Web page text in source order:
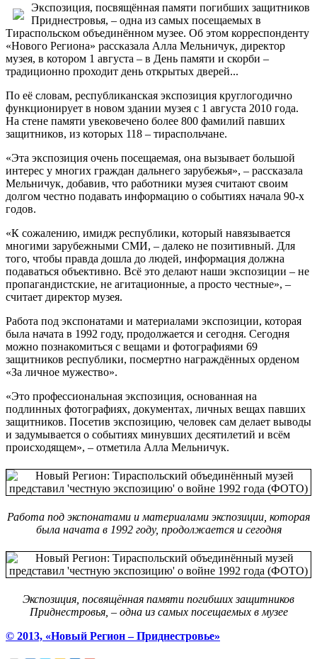
Экспозиция, посвящённая памяти погибших защитников
Приднестровья, – одна из самых посещаемых в
Тираспольском объединённом музее. Об этом корреспонденту
«Нового Региона» рассказала Алла Мельничук, директор
музея, в котором 1 августа – в День памяти и скорби –
традиционно проходит день открытых дверей...
По её словам, республиканская экспозиция круглогодично
функционирует в новом здании музея с 1 августа 2010 года.
На стене памяти увековечено более 800 фамилий павших
защитников, из которых 118 – тираспольчане.
«Эта экспозиция очень посещаемая, она вызывает большой
интерес у многих граждан дальнего зарубежья», – рассказала
Мельничук, добавив, что работники музея считают своим
долгом честно подавать информацию о событиях начала 90-х
годов.
«К сожалению, имидж республики, который навязывается
многими зарубежными СМИ, – далеко не позитивный. Для
того, чтобы правда дошла до людей, информация должна
подаваться объективно. Всё это делают наши экспозиции – не
пропагандистские, не агитационные, а просто честные», –
считает директор музея.
Работа под экспонатами и материалами экспозиции, которая
была начата в 1992 году, продолжается и сегодня. Сегодня
можно познакомиться с вещами и фотографиями 69
защитников республики, посмертно награждённых орденом
«За личное мужество».
«Это профессиональная экспозиция, основанная на
подлинных фотографиях, документах, личных вещах павших
защитников. Посетив экспозицию, человек сам делает выводы
и задумывается о событиях минувших десятилетий и всём
происходящем», – отметила Алла Мельничук.
Работа под экспонатами и материалами экспозиции, которая
была начата в 1992 году, продолжается и сегодня
Экспозиция, посвящённая памяти погибших защитников
Приднестровья, – одна из самых посещаемых в музее
© 2013, «Новый Регион – Приднестровье»